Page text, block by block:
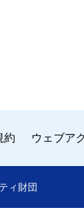
約 ウェブア
ィ財団